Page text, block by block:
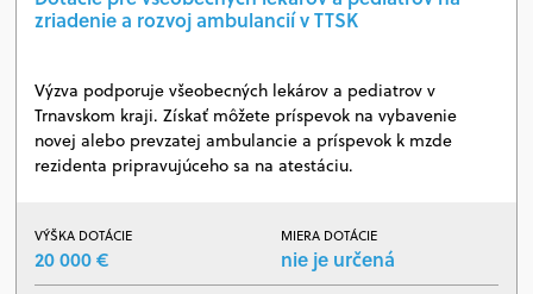
zriadenie a rozvoj ambulancií v TTSK
Výzva podporuje všeobecných lekárov a pediatrov v
Trnavskom kraji. Získať môžete príspevok na vybavenie
novej alebo prevzatej ambulancie a príspevok k mzde
rezidenta pripravujúceho sa na atestáciu.
VÝŠKA DOTÁCIE
20 000 €
MIERA DOTÁCIE
nie je určená